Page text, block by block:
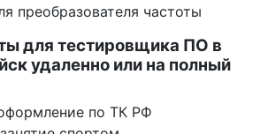
преобразователя частоты
для тестировщика ПО в
удаленно или на полный
по ТК РФ